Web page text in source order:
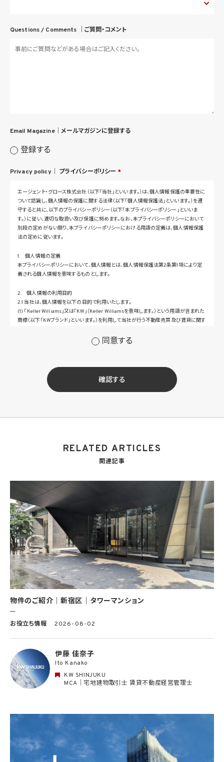
Questions / Comments ｜ ご質問・コメント
Email Magazine｜ メールマガジンに登録する
登録する
Privacy policy｜ プライバシーポリシー *
エージェント・グロース株式会社（以下「当社」といいます。）は、個人情報保護の重要性に
ついて認識し、個人情報の保護に関する法律（以下「個人情報保護法」といいます。）を遵
守すると共に、以下のプライバシーポリシー（以下「本プライバシーポリシー」といいま
す。）に従い、適切な取扱い及び保護に努めます。なお、本プライバシーポリシーにおいて
別段の定めがない限り、本プライバシーポリシーにおける用語の定義は、個人情報保護
法の定めに従います。
1. 個人情報の定義
本プライバシーポリシーにおいて、個人情報とは、個人情報保護法第2条第1項により定
義される個人情報を意味するものとします。
2. 個人情報の利用目的
2.1 当社は、個人情報を以下の目的で利用いたします。
(1) 「Keller Williams」又は「KW」（Keller Williamsを意味します。）という用語が含まれた
商標（以下「KWブランド」といいます。）を利用して当社が行う不動産売買及び賃貸に関す
(2) 当社サービス及び当社がKWブランドのライセンスを行う対象となる事業者（サブラ
せ等への対応のため
(3) 当社の商品、サービス等のご案内のため
(4) 当社サービスに関する当社の規約、ポリシー等（以下「規約等」といいます。）に違反す
る行為に対する対応のため
の開発等に役立てるため
も外国に所在する場合を含みます。）に対し個人情報（(i)当社サービスにおける顧客に関
ため。なお、KWエージェントとは、KW加盟店の業務に従事する個人を意味します。また、
(8) 当社サービスを介して販売等が行われる物件に関する情報について、当社、KWライ
センサー、その他KWブランドを利用して事業を行う事業者のポータルサイト、ウェブ広
告、その他インターネット上において公開するため
(9) 雇用管理及び社内手続のため（役職員の個人情報について）、並びに人材採用活動
における選考及び連絡のため（応募者の個人情報について）
(10) KWエージェント並びに当社及びKW加盟店の役職員に関する情報に関して、当該
情報を当社又はKWライセンサーが運営するウェブサイト（当社又はKWライセンサーか
ら委託を受けた第三者によって運営されるウェブサイトを含み、当該ウェブサイトが一般
向けに公開される場合を含みます。）上に掲載するため
(11) 株主管理、会社法その他法令上の手続対応のため（株主、新株予約権者等の個人情
報について）
(12) 当社のサービスを通じて実施された不動産に関する取引の実績について、個人を識
別できない形式に加工した統計データを作成するため
(13) その他、上記利用目的に付随する目的のため
る運営、サービスの利用状況等を分析した情報を用いたシステムの改善及び開発並びに
することについて同意を撤回し又は異議を述べた場合には、当社はただちにその旨を当
該第三者に通知するものとします。
3. 個人情報利用目的の変更
4. 個人情報利用の制限
4.1 当社は、個人情報保護法その他の法令により許容される場合を除き、本人の同意を得
ず、利用目的の達成に必要な範囲を超えて個人情報を取り扱いません。但し、次の場合は
この限りではありません。
(1) 法令に基づく場合
同意する
確認する
RELATED ARTICLES
関連記事
物件のご紹介｜新宿区｜タワーマンション
お役立ち情報 2026-08-02
伊藤 佳奈子
Ito Kanako
KW SHINJUKU
MCA｜宅地建物取引士 賃貸不動産経営管理士